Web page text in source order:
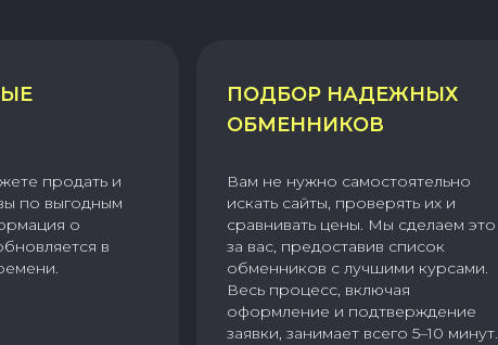
продать и
по выгодным
о
в
ПОДБОР НАДЕЖНЫХ
ОБМЕННИКОВ
Вам не нужно самостоятельно
искать сайты, проверять их и
сравнивать цены. Мы сделаем это
за вас, предоставив список
обменников с лучшими курсами.
Весь процесс, включая
оформление и подтверждение
заявки, занимает всего 5–10 минут.